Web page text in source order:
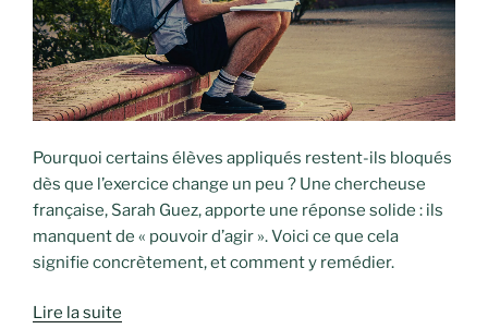
Pourquoi certains élèves appliqués restent-ils bloqués
dès que l’exercice change un peu ? Une chercheuse
française, Sarah Guez, apporte une réponse solide : ils
manquent de « pouvoir d’agir ». Voici ce que cela
signifie concrètement, et comment y remédier.
Lire la suite